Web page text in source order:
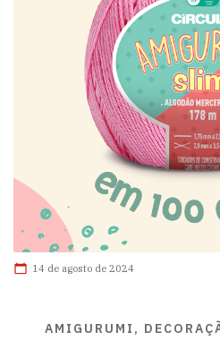
14 de agosto de 2024
AMIGURUMI,